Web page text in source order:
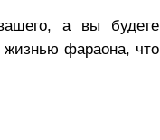
а вы будете
жизнью фараона, что